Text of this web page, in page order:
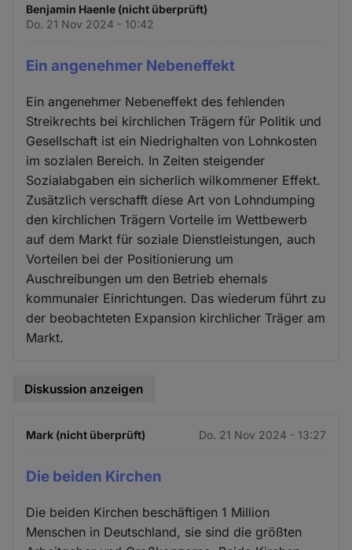
Benjamin Haenle (nicht überprüft)
Do. 21 Nov 2024 - 10:42
Ein angenehmer Nebeneffekt
Ein angenehmer Nebeneffekt des fehlenden
Streikrechts bei kirchlichen Trägern für Politik und
Gesellschaft ist ein Niedrighalten von Lohnkosten
im sozialen Bereich. In Zeiten steigender
Sozialabgaben ein sicherlich wilkommener Effekt.
Zusätzlich verschafft diese Art von Lohndumping
den kirchlichen Trägern Vorteile im Wettbewerb
auf dem Markt für soziale Dienstleistungen, auch
Vorteilen bei der Positionierung um
Auschreibungen um den Betrieb ehemals
kommunaler Einrichtungen. Das wiederum führt zu
der beobachteten Expansion kirchlicher Träger am
Markt.
Diskussion anzeigen
Mark (nicht überprüft) Do. 21 Nov 2024 - 13:27
Die beiden Kirchen
Die beiden Kirchen beschäftigen 1 Million
Menschen in Deutschland, sie sind die größten